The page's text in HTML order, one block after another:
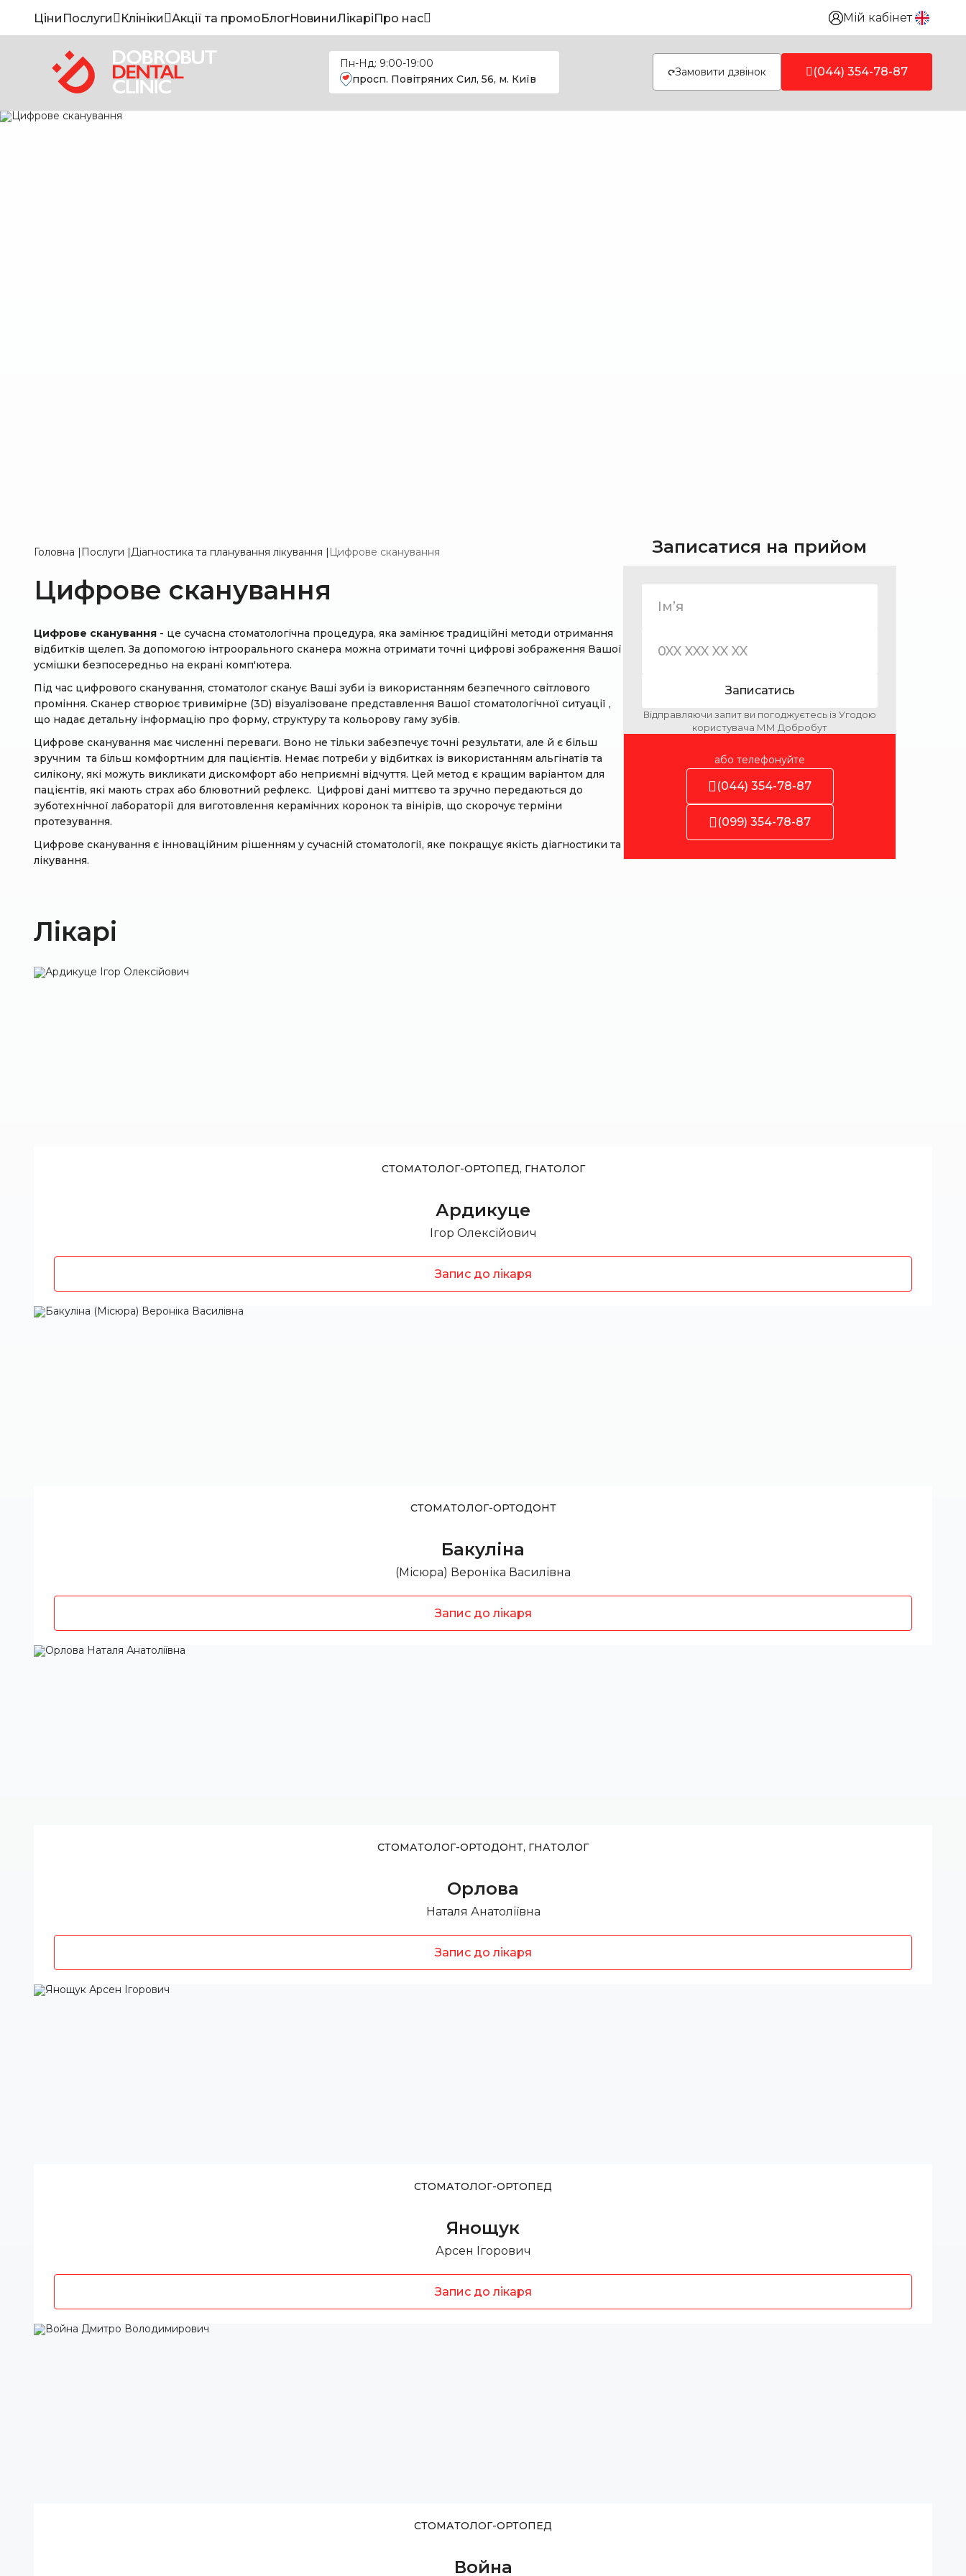
Ціни Послуги Клініки Акції та промоБлогНовиниЛікаріПро нас Мій кабінет
Пн-Нд: 9:00-19:00
просп. Повітряних Сил, 56, м. Київ
Замовити дзвінок (044) 354-78-87
Головна | Послуги |Діагностика та планування лікування | Цифрове сканування
Цифрове сканування
Цифрове сканування - це сучасна стоматологічна процедура, яка замінює традиційні методи отримання
відбитків щелеп. За допомогою інтроорального сканера можна отримати точні цифрові зображення Вашої
усмішки безпосередньо на екрані комп'ютера.
Під час цифрового сканування, стоматолог сканує Ваші зуби із використанням безпечного світлового
проміння. Сканер створює тривимірне (3D) візуалізоване представлення Вашої стоматологічної ситуації ,
що надає детальну інформацію про форму, структуру та кольорову гаму зубів.
Цифрове сканування має численні переваги. Воно не тільки забезпечує точні результати, але й є більш
зручним та більш комфортним для пацієнтів. Немає потреби у відбитках із використанням альгінатів та
силікону, які можуть викликати дискомфорт або неприємні відчуття. Цей метод є кращим варіантом для
пацієнтів, які мають страх або блювотний рефлекс. Цифрові дані миттєво та зручно передаються до
зуботехнічної лабораторії для виготовлення керамічних коронок та вінірів, що скорочує терміни
протезування.
Цифрове сканування є інноваційним рішенням у сучасній стоматології, яке покращує якість діагностики та
лікування.
Записатися на прийом
Записатись
Відправляючи запит ви погоджуєтесь із Угодою
користувача ММ Добробут
або телефонуйте
(044) 354-78-87
(099) 354-78-87
Лікарі
СТОМАТОЛОГ-ОРТОПЕД, ГНАТОЛОГ
Ардикуце
Ігор Олексійович
Запис до лікаря
СТОМАТОЛОГ-ОРТОДОНТ
Бакуліна
(Місюра) Вероніка Василівна
Запис до лікаря
СТОМАТОЛОГ-ОРТОДОНТ, ГНАТОЛОГ
Орлова
Наталя Анатоліївна
Запис до лікаря
СТОМАТОЛОГ-ОРТОПЕД
Янощук
Арсен Ігорович
Запис до лікаря
СТОМАТОЛОГ-ОРТОПЕД
Война